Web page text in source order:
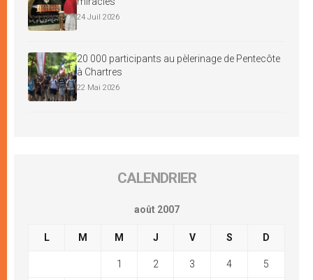
24 Juil 2026
20 000 participants au pèlerinage de Pentecôte
à Chartres
22 Mai 2026
CALENDRIER
août 2007
L M M J V S D
1 2 3 4 5